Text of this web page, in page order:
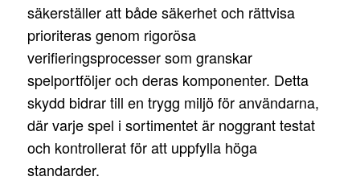
säkerställer att både säkerhet och rättvisa
prioriteras genom rigorösa
verifieringsprocesser som granskar
spelportföljer och deras komponenter. Detta
skydd bidrar till en trygg miljö för användarna,
där varje spel i sortimentet är noggrant testat
och kontrollerat för att uppfylla höga
standarder.